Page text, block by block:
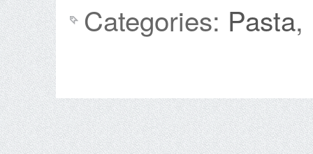
Categories: Pasta,